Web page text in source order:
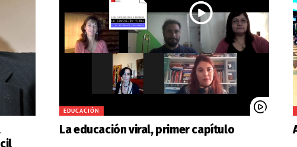
EDUCACIÓN
La educación viral, primer capítulo